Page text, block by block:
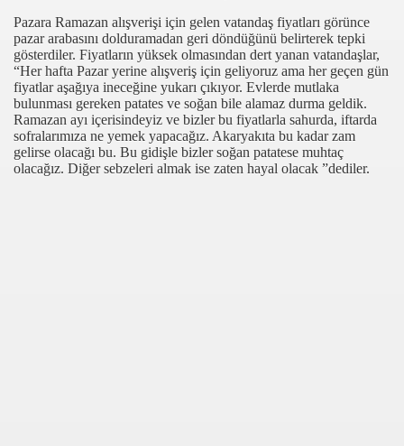
Pazara Ramazan alışverişi için gelen vatandaş fiyatları görünce
pazar arabasını dolduramadan geri döndüğünü belirterek tepki
gösterdiler. Fiyatların yüksek olmasından dert yanan vatandaşlar,
“Her hafta Pazar yerine alışveriş için geliyoruz ama her geçen gün
fiyatlar aşağıya ineceğine yukarı çıkıyor. Evlerde mutlaka
bulunması gereken patates ve soğan bile alamaz durma geldik.
Ramazan ayı içerisindeyiz ve bizler bu fiyatlarla sahurda, iftarda
sofralarımıza ne yemek yapacağız. Akaryakıta bu kadar zam
gelirse olacağı bu. Bu gidişle bizler soğan patatese muhtaç
olacağız. Diğer sebzeleri almak ise zaten hayal olacak ”dediler.
KRALİYET NİŞANI” TAKILDI
KUŞ UÇURTMUYOR
GÜLDÜR GELiYORUZ
ALTIN YILLARI
DÖNEMİ